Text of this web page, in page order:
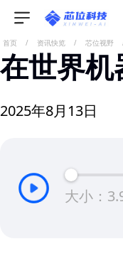
首页 / 资讯快览 / 芯位视野
在世界机
2025年8月13日
大小：